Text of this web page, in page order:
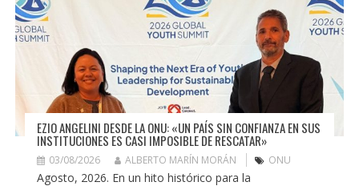
EZIO ANGELINI DESDE LA ONU: «UN PAÍS SIN CONFIANZA EN SUS
INSTITUCIONES ES CASI IMPOSIBLE DE RESCATAR»
03/08/2026 ALBERTO MARÍN MORÁN ONU
Agosto, 2026. En un hito histórico para la